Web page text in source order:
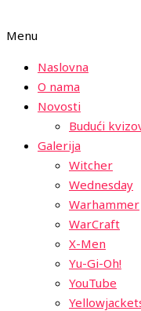
Menu
Naslovna
O nama
Novosti
Budući
Galerija
Witcher
Wednesday
Warhammer
WarCraft
X-Men
Yu-Gi-Oh!
YouTube